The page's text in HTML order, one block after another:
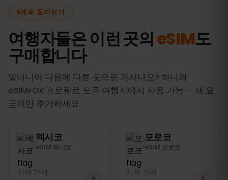
계속 둘러보기
여행자들은 이런 곳의eSIM도
구매합니다
알바니아 다음에 다른 곳으로 가시나요? 하나의
eSIMFOX 프로필로 모든 여행지에서 사용 가능 — 새 요
금제만 추가하세요.
멕시코
eSIM 멕시코
시작 가격
모로코
eSIM 모로코
시작 가격